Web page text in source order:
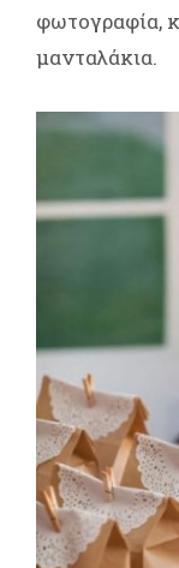
φωτογραφία,
μανταλάκια.